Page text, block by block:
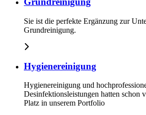
Sie ist die perfekte Ergänzung zur
Grundreinigung.
Hygienereinigung
Hygienereinigung und
Desinfektionsleistungen hatten schon
Platz in unserem Portfolio